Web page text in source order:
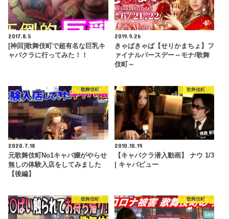
2017.8.5
[神回]歌舞伎町で超有名な巨乳キ
ャバクラに行ってみた！！
2019.9.26
きゃばきゃば【せりかまちょ】フ
ァイナルバースデー～モナ/歌舞
伎町～
歌舞伎町
2020.7.18
元歌舞伎町No1キャバ嬢がやらせ
無しの体験入店をしてみました
【後編】
歌舞伎町
2010.10.19
【キャバクラ潜入動画】 ナウ 1/3
| キャバビュー
歌舞伎町 歌舞伎町